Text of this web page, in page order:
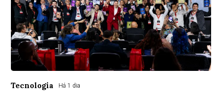
Tecnologia Há 1 dia